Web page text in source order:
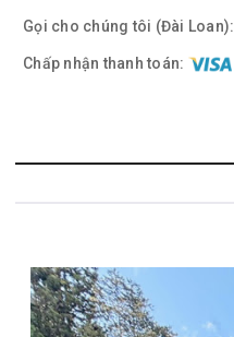
Gọi cho chúng tôi (Đài Loan):
Chấp nhận thanh toán: